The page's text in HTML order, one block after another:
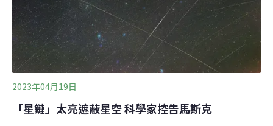
更驚喜的是透過它能看見遙遠的過去，銀河系新生的階
段。NASA指出，螢火之光的星團有8個聚集在中間，2個
較遠，形成一個弧形，整體可見的部分約1000光年長
2023年04月19日
「星鏈」太亮遮蔽星空 科學家控告馬斯克